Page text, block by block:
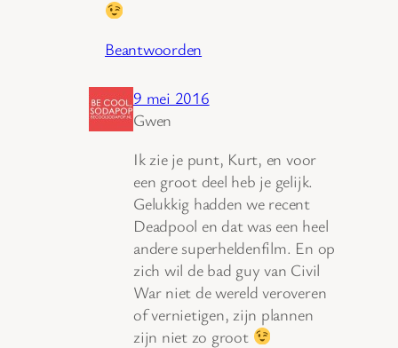
Beantwoorden
9 mei 2016
Gwen
Ik zie je punt, Kurt, en voor
een groot deel heb je gelijk.
Gelukkig hadden we recent
Deadpool en dat was een heel
andere superheldenfilm. En op
zich wil de bad guy van Civil
War niet de wereld veroveren
of vernietigen, zijn plannen
zijn niet zo groot